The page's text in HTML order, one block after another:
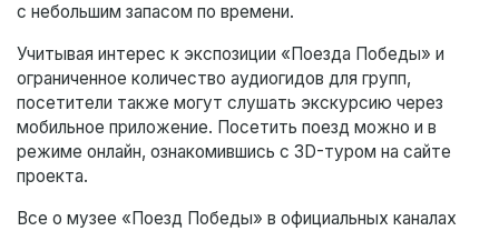
с небольшим запасом по времени.
Учитывая интерес к экспозиции «Поезда Победы» и
ограниченное количество аудиогидов для групп,
посетители также могут слушать экскурсию через
мобильное приложение. Посетить поезд можно и в
режиме онлайн, ознакомившись с 3D-туром на сайте
проекта.
Все о музее «Поезд Победы» в официальных каналах